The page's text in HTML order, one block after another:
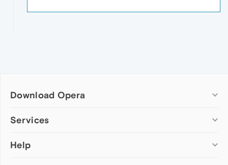
Download Opera
Computer browsers
Opera for Mac
Services
Add-ons
Help